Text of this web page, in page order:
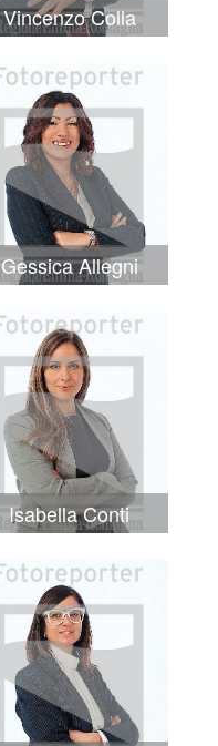
Vincenzo Colla
Gessica Allegni
Isabella Conti